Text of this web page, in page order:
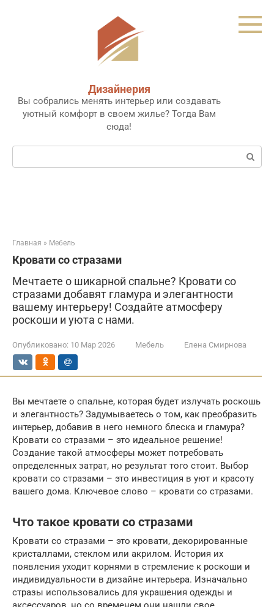
Дизайнерия
Вы собрались менять интерьер или создавать
уютный комфорт в своем жилье? Тогда Вам
сюда!
Поиск:
Главная » Мебель
Кровати со стразами
Мечтаете о шикарной спальне? Кровати со
стразами добавят гламура и элегантности
вашему интерьеру! Создайте атмосферу
роскоши и уюта с нами.
Опубликовано: 10 Мар 2026 Мебель Елена Смирнова
Вы мечтаете о спальне, которая будет излучать роскошь
и элегантность? Задумываетесь о том, как преобразить
интерьер, добавив в него немного блеска и гламура?
Кровати со стразами – это идеальное решение!
Создание такой атмосферы может потребовать
определенных затрат, но результат того стоит. Выбор
кровати со стразами – это инвестиция в уют и красоту
вашего дома. Ключевое слово – кровати со стразами.
Что такое кровати со стразами
Кровати со стразами – это кровати, декорированные
кристаллами, стеклом или акрилом. История их
появления уходит корнями в стремление к роскоши и
индивидуальности в дизайне интерьера. Изначально
стразы использовались для украшения одежды и